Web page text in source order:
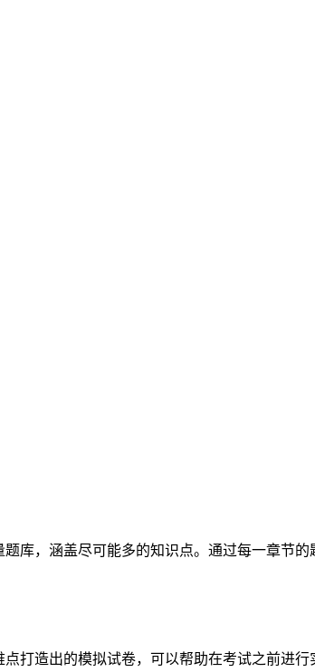
库，涵盖尽可能多的知识点。通过每一章节
打造出的模拟试卷，可以帮助在考试之前进